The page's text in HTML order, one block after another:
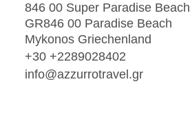
846 00 Super Paradise Beach
GR846 00 Paradise Beach
Mykonos Griechenland
+30 +2289028402
info@azzurrotravel.gr